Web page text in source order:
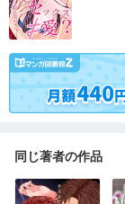
同じ著者の作品